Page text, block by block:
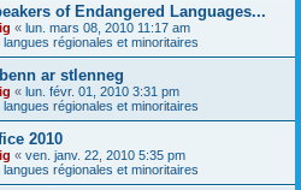
of Endangered Languages...
« lun. mars 08, 2010 11:17 am
langues régionales et minoritaires
ar stlenneg
« lun. févr. 01, 2010 3:31 pm
langues régionales et minoritaires
2010
« ven. janv. 22, 2010 5:35 pm
langues régionales et minoritaires